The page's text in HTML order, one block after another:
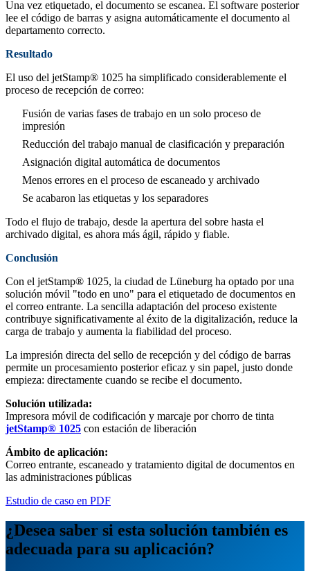
Una vez etiquetado, el documento se escanea. El software posterior
lee el código de barras y asigna automáticamente el documento al
departamento correcto.
Resultado
El uso del jetStamp® 1025 ha simplificado considerablemente el
proceso de recepción de correo:
Fusión de varias fases de trabajo en un solo proceso de
impresión
Reducción del trabajo manual de clasificación y preparación
Asignación digital automática de documentos
Menos errores en el proceso de escaneado y archivado
Se acabaron las etiquetas y los separadores
Todo el flujo de trabajo, desde la apertura del sobre hasta el
archivado digital, es ahora más ágil, rápido y fiable.
Conclusión
Con el jetStamp® 1025, la ciudad de Lüneburg ha optado por una
solución móvil "todo en uno" para el etiquetado de documentos en
el correo entrante. La sencilla adaptación del proceso existente
contribuye significativamente al éxito de la digitalización, reduce la
carga de trabajo y aumenta la fiabilidad del proceso.
La impresión directa del sello de recepción y del código de barras
permite un procesamiento posterior eficaz y sin papel, justo donde
empieza: directamente cuando se recibe el documento.
Solución utilizada:
Impresora móvil de codificación y marcaje por chorro de tinta
jetStamp® 1025 con estación de liberación
Ámbito de aplicación:
Correo entrante, escaneado y tratamiento digital de documentos en
las administraciones públicas
Estudio de caso en PDF
¿Desea saber si esta solución también es
adecuada para su aplicación?